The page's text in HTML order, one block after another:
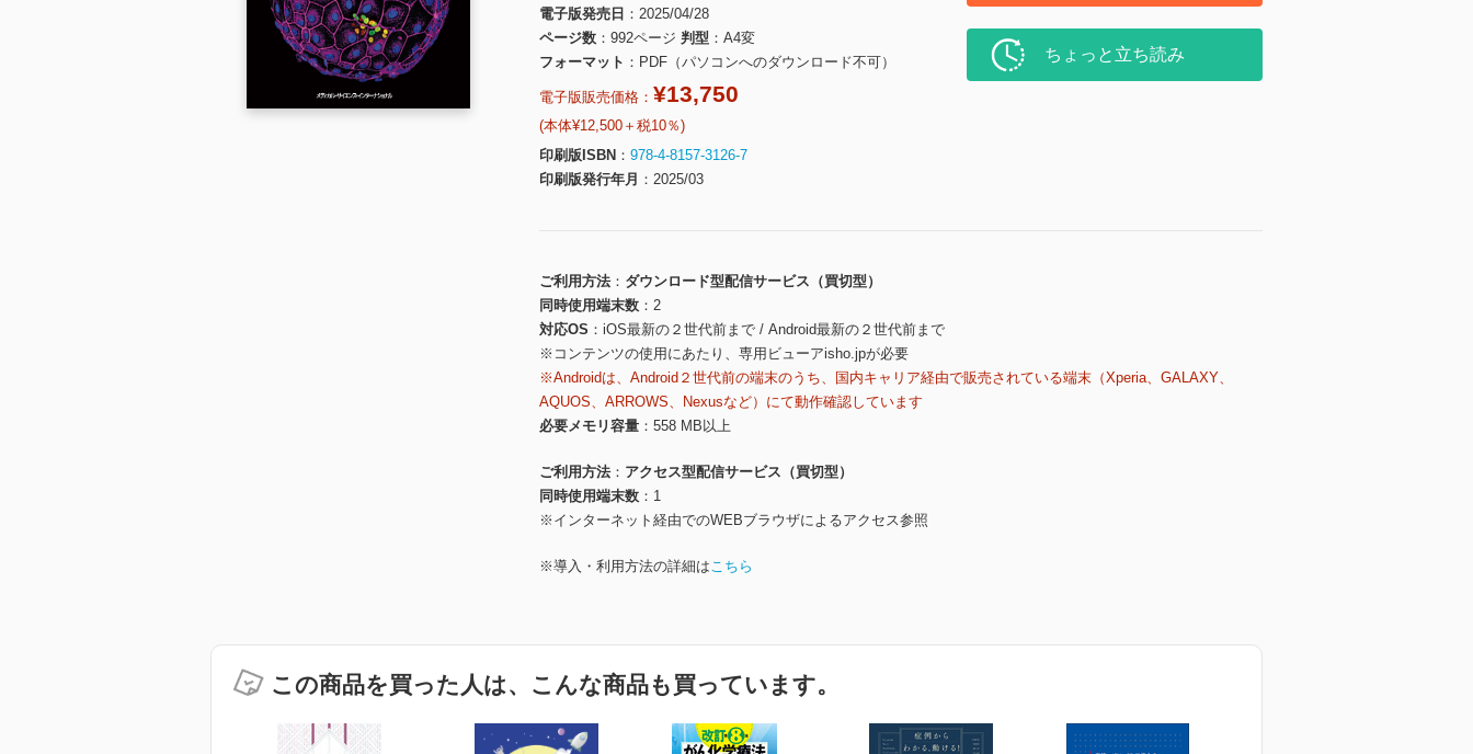
電子版発売日
2025/04/28
ページ数
992ページ 判型
A4変
フォーマット
PDF（パソコンへのダウンロード不可）
電子版販売価格： ¥13,750
(本体¥12,500＋税10％)
印刷版ISBN
978-4-8157-3126-7
印刷版発行年月
2025/03
ちょっと立ち読み
ご利用方法
ダウンロード型配信サービス（買切型）
同時使用端末数
2
対応OS
iOS最新の２世代前まで / Android最新の２世代前まで
※コンテンツの使用にあたり、専用ビューアisho.jpが必要
※Androidは、Android２世代前の端末のうち、国内キャリア経由で販売されている端末（Xperia、GALAXY、
AQUOS、ARROWS、Nexusなど）にて動作確認しています
必要メモリ容量
558 MB以上
ご利用方法
アクセス型配信サービス（買切型）
同時使用端末数
1
※インターネット経由でのWEBブラウザによるアクセス参照
※導入・利用方法の詳細はこちら
この商品を買った人は、こんな商品も買っています。